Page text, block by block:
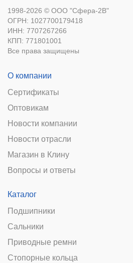
1998-2026 © ООО "Сфера-2В"
ОГРН: 1027700179418
ИНН: 7707267266
КПП: 771801001
Все права защищены
О компании
Сертификаты
Оптовикам
Новости компании
Новости отрасли
Магазин в Клину
Вопросы и ответы
Каталог
Подшипники
Сальники
Приводные ремни
Стопорные кольца